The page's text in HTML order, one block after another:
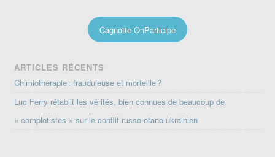
Cagnotte OnParticipe
ARTICLES RÉCENTS
Chimiothérapie : frauduleuse et mortellle ?
Luc Ferry rétablit les vérités, bien connues de beaucoup de
« complotistes » sur le conflit russo-otano-ukrainien